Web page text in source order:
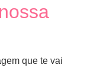
que te vai